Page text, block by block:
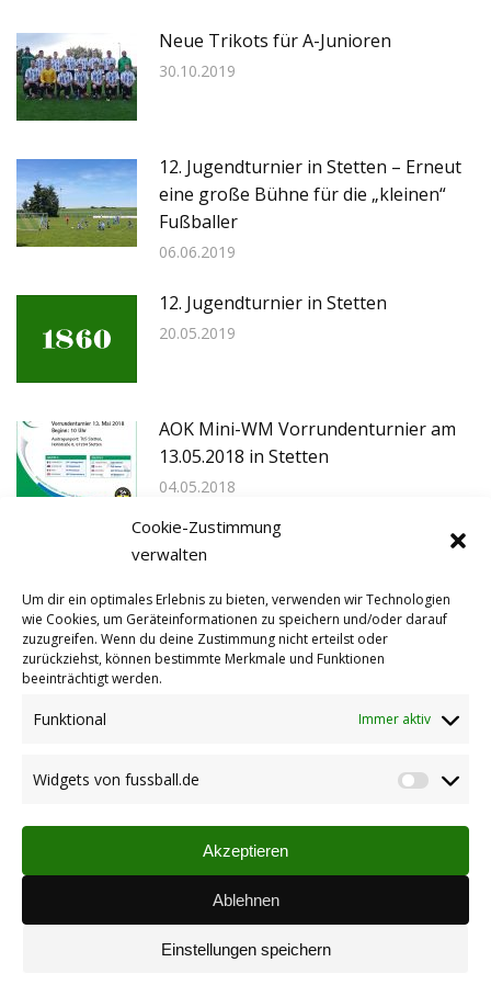
Cookie-Zustimmung
verwalten
Um dir ein optimales Erlebnis zu bieten, verwenden wir Technologien
wie Cookies, um Geräteinformationen zu speichern und/oder darauf
zuzugreifen. Wenn du deine Zustimmung nicht erteilst oder
zurückziehst, können bestimmte Merkmale und Funktionen
beeinträchtigt werden.
Funktional Immer aktiv
Widgets von fussball.de
Akzeptieren
Ablehnen
Einstellungen speichern
Neue Trikots für A-Junioren
30.10.2019
12. Jugendturnier in Stetten – Erneut
eine große Bühne für die „kleinen“
Fußballer
06.06.2019
12. Jugendturnier in Stetten
20.05.2019
AOK Mini-WM Vorrundenturnier am
13.05.2018 in Stetten
04.05.2018
Auslosung der AOK Mini-WM erfolgt
AOK-Mini-WM: Gewinner sind
Vereinsspielplan